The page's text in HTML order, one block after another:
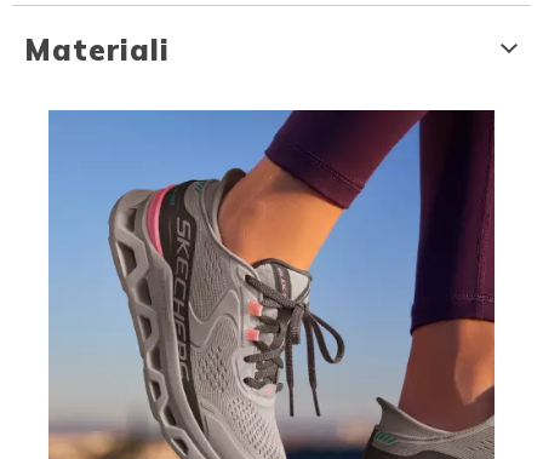
Materiali
Media Carousel
Carousel with product photos. Use the previous and next buttons